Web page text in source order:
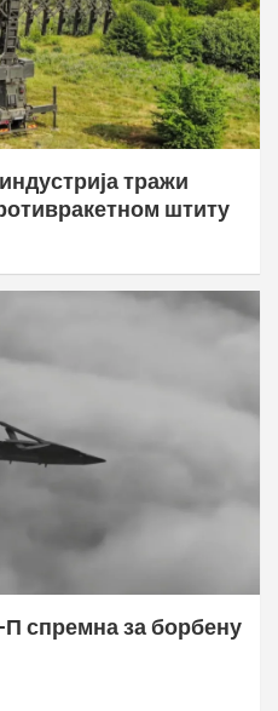
тражи
штиту
спремна за борбену